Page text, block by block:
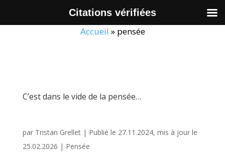
Accueil » pensée
C’est dans le vide de la pensée…
par Tristan Grellet| Publié le 27.11.2024, mis à jour le
25.02.2026 | Pensée
Citations vérifiées